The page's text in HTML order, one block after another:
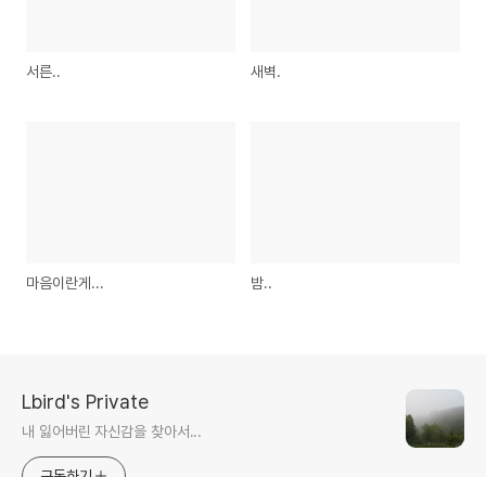
서른.. 새벽.
마음이란게... 밤..
Lbird's Private
내 잃어버린 자신감을 찾아서...